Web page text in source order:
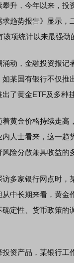
，今年以来，投资
趋势报告》显示，
该项统计以来最强劲
动，金融投资报记
某国有银行不仅推
了黄金ETF及多种
金价格持续走高
内人士看来，这一
险分散兼具收益的
多家银行网点时，
中长期来看，黄金
定性、货币政策的
产品，某银行工作